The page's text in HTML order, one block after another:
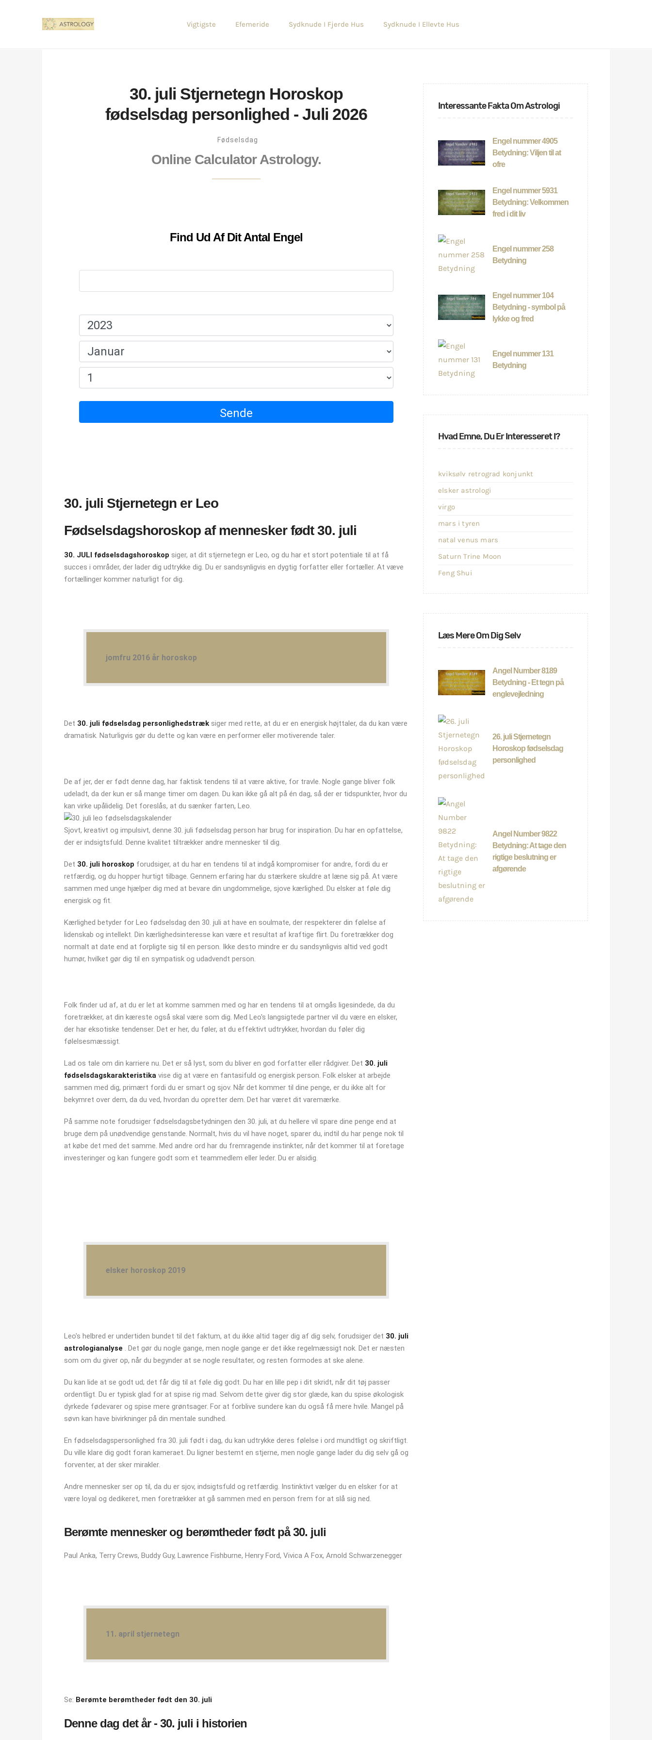
Vigtigste Efemeride Sydknude I Fjerde Hus Sydknude I Ellevte Hus
30. juli Stjernetegn Horoskop
fødselsdag personlighed - Juli 2026
Fødselsdag
Online Calculator Astrology.
Find Ud Af Dit Antal Engel
Sende
30. juli Stjernetegn er Leo
Fødselsdagshoroskop af mennesker født 30. juli
30. JULI fødselsdagshoroskop siger, at dit stjernetegn er Leo, og du har et stort potentiale til at få
succes i områder, der lader dig udtrykke dig. Du er sandsynligvis en dygtig forfatter eller fortæller. At væve
fortællinger kommer naturligt for dig.
jomfru 2016 år horoskop
Det 30. juli fødselsdag personlighedstræk siger med rette, at du er en energisk højttaler, da du kan være
dramatisk. Naturligvis gør du dette og kan være en performer eller motiverende taler.
De af jer, der er født denne dag, har faktisk tendens til at være aktive, for travle. Nogle gange bliver folk
udeladt, da der kun er så mange timer om dagen. Du kan ikke gå alt på én dag, så der er tidspunkter, hvor du
kan virke upålidelig. Det foreslås, at du sænker farten, Leo.
Sjovt, kreativt og impulsivt, denne 30. juli fødselsdag person har brug for inspiration. Du har en opfattelse,
der er indsigtsfuld. Denne kvalitet tiltrækker andre mennesker til dig.
Det 30. juli horoskop forudsiger, at du har en tendens til at indgå kompromiser for andre, fordi du er
retfærdig, og du hopper hurtigt tilbage. Gennem erfaring har du stærkere skuldre at læne sig på. At være
sammen med unge hjælper dig med at bevare din ungdommelige, sjove kærlighed. Du elsker at føle dig
energisk og fit.
Kærlighed betyder for Leo fødselsdag den 30. juli at have en soulmate, der respekterer din følelse af
lidenskab og intellekt. Din kærlighedsinteresse kan være et resultat af kraftige flirt. Du foretrækker dog
normalt at date end at forpligte sig til en person. Ikke desto mindre er du sandsynligvis altid ved godt
humør, hvilket gør dig til en sympatisk og udadvendt person.
Folk finder ud af, at du er let at komme sammen med og har en tendens til at omgås ligesindede, da du
foretrækker, at din kæreste også skal være som dig. Med Leo's langsigtede partner vil du være en elsker,
der har eksotiske tendenser. Det er her, du føler, at du effektivt udtrykker, hvordan du føler dig
følelsesmæssigt.
Lad os tale om din karriere nu. Det er så lyst, som du bliver en god forfatter eller rådgiver. Det 30. juli
fødselsdagskarakteristika vise dig at være en fantasifuld og energisk person. Folk elsker at arbejde
sammen med dig, primært fordi du er smart og sjov. Når det kommer til dine penge, er du ikke alt for
bekymret over dem, da du ved, hvordan du opretter dem. Det har været dit varemærke.
På samme note forudsiger fødselsdagsbetydningen den 30. juli, at du hellere vil spare dine penge end at
bruge dem på unødvendige genstande. Normalt, hvis du vil have noget, sparer du, indtil du har penge nok til
at købe det med det samme. Med andre ord har du fremragende instinkter, når det kommer til at foretage
investeringer og kan fungere godt som et teammedlem eller leder. Du er alsidig.
elsker horoskop 2019
Leo's helbred er undertiden bundet til det faktum, at du ikke altid tager dig af dig selv, forudsiger det 30. juli
astrologianalyse . Det gør du nogle gange, men nogle gange er det ikke regelmæssigt nok. Det er næsten
som om du giver op, når du begynder at se nogle resultater, og resten formodes at ske alene.
Du kan lide at se godt ud; det får dig til at føle dig godt. Du har en lille pep i dit skridt, når dit tøj passer
ordentligt. Du er typisk glad for at spise rig mad. Selvom dette giver dig stor glæde, kan du spise økologisk
dyrkede fødevarer og spise mere grøntsager. For at forblive sundere kan du også få mere hvile. Mangel på
søvn kan have bivirkninger på din mentale sundhed.
En fødselsdagspersonlighed fra 30. juli født i dag, du kan udtrykke deres følelse i ord mundtligt og skriftligt.
Du ville klare dig godt foran kameraet. Du ligner bestemt en stjerne, men nogle gange lader du dig selv gå og
forventer, at der sker mirakler.
Andre mennesker ser op til, da du er sjov, indsigtsfuld og retfærdig. Instinktivt vælger du en elsker for at
være loyal og dedikeret, men foretrækker at gå sammen med en person frem for at slå sig ned.
Berømte mennesker og berømtheder født på 30. juli
Paul Anka, Terry Crews, Buddy Guy, Lawrence Fishburne, Henry Ford, Vivica A Fox, Arnold Schwarzenegger
11. april stjernetegn
Se: Berømte berømtheder født den 30. juli
Denne dag det år - 30. juli i historien
Interessante Fakta Om Astrologi
Engel nummer 4905
Betydning: Viljen til at
ofre
Engel nummer 5931
Betydning: Velkommen
fred i dit liv
Engel nummer 258
Betydning
Engel nummer 104
Betydning - symbol på
lykke og fred
Engel nummer 131
Betydning
Hvad Emne, Du Er Interesseret I?
kviksølv retrograd konjunkt
elsker astrologi
virgo
mars i tyren
natal venus mars
Saturn Trine Moon
Feng Shui
Læs Mere Om Dig Selv
Angel Number 8189
Betydning - Et tegn på
englevejledning
26. juli Stjernetegn
Horoskop fødselsdag
personlighed
Angel Number 9822
Betydning: At tage den
rigtige beslutning er
afgørende